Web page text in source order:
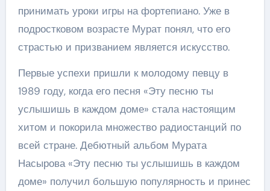
принимать уроки игры на фортепиано. Уже в
подростковом возрасте Мурат понял, что его
страстью и призванием является искусство.
Первые успехи пришли к молодому певцу в
1989 году, когда его песня «Эту песню ты
услышишь в каждом доме» стала настоящим
хитом и покорила множество радиостанций по
всей стране. Дебютный альбом Мурата
Насырова «Эту песню ты услышишь в каждом
доме» получил большую популярность и принес